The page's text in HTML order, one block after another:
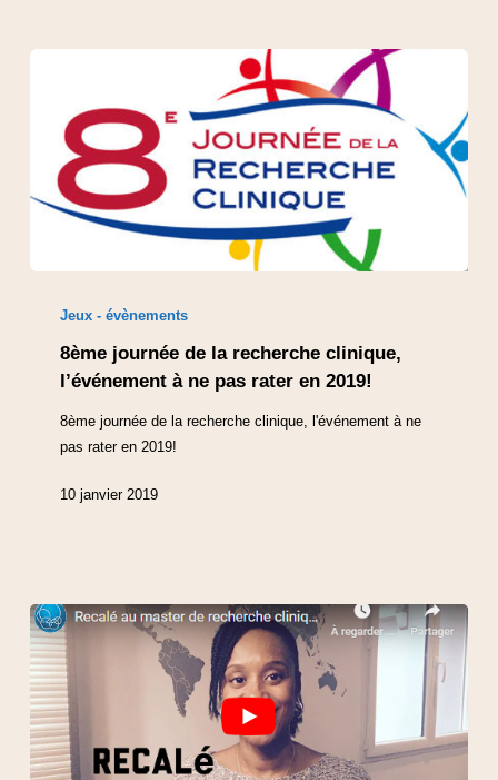
Jeux - évènements
8ème journée de la recherche clinique,
l’événement à ne pas rater en 2019!
8ème journée de la recherche clinique, l'événement à ne
pas rater en 2019!
10 janvier 2019